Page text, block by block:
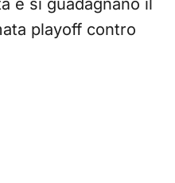
e si guadagnano il
playoff contro